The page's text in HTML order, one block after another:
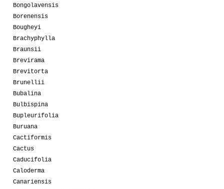
Bongolavensis
Borenensis
Bougheyi
Brachyphylla
Braunsii
Brevirama
Brevitorta
Brunellii
Bubalina
Bulbispina
Bupleurifolia
Buruana
Cactiformis
Cactus
Caducifolia
Caloderma
Canariensis